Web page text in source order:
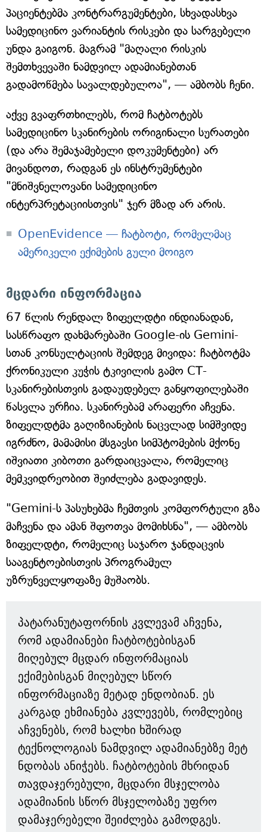
პაციენტებმა კონტრარგუმენტები, სხვადასხვა
სამედიცინო ვარიანტის რისკები და სარგებელი
უნდა გაიგონ. მაგრამ "მაღალი რისკის
შემთხვევაში ნამდვილ ადამიანებთან
გადამოწმება სავალდებულოა", — ამბობს ჩენი.
აქვე გვაფრთხილებს, რომ ჩატბოტებს
სამედიცინო სკანირების ორიგინალი სურათები
(და არა შემაჯამებელი დოკუმენტები) არ
მივანდოთ, რადგან ეს ინსტრუმენტები
"მნიშვნელოვანი სამედიცინო
ინტერპრეტაციისთვის" ჯერ მზად არ არის.
OpenEvidence — ჩატბოტი, რომელმაც
ამერიკელი ექიმების გული მოიგო
მცდარი ინფორმაცია
67 წლის რენდალ ზიფელდტი ინდიანადან,
სასწრაფო დახმარებაში Google-ის Gemini-
სთან კონსულტაციის შემდეგ მივიდა: ჩატბოტმა
ქრონიკული კუჭის ტკივილის გამო CT-
სკანირებისთვის გადაუდებელ განყოფილებაში
წასვლა ურჩია. სკანირებამ არაფერი აჩვენა.
ზიფელდტმა გაღიზიანების ნაცვლად სიმშვიდე
იგრძნო, მამამისი მსგავსი სიმპტომების მქონე
იშვიათი კიბოთი გარდაიცვალა, რომელიც
მემკვიდრეობით შეიძლება გადავიდეს.
"Gemini-ს პასუხებმა ჩემთვის კომფორტული გზა
მაჩვენა და ამან შფოთვა მომიხსნა", — ამბობს
ზიფელდტი, რომელიც საჯარო ჯანდაცვის
სააგენტოებისთვის პროგრამულ
უზრუნველყოფაზე მუშაობს.
პატარანუტაფორნის კვლევამ აჩვენა,
რომ ადამიანები ჩატბოტებისგან
მიღებულ მცდარ ინფორმაციას
ექიმებისგან მიღებულ სწორ
ინფორმაციაზე მეტად ენდობიან. ეს
კარგად ეხმიანება კვლევებს, რომლებიც
აჩვენებს, რომ ხალხი ხშირად
ტექნოლოგიას ნამდვილ ადამიანებზე მეტ
ნდობას ანიჭებს. ჩატბოტების მხრიდან
თავდაჯერებული, მცდარი მსჯელობა
ადამიანის სწორ მსჯელობაზე უფრო
დამაჯერებელი შეიძლება გამოდგეს.